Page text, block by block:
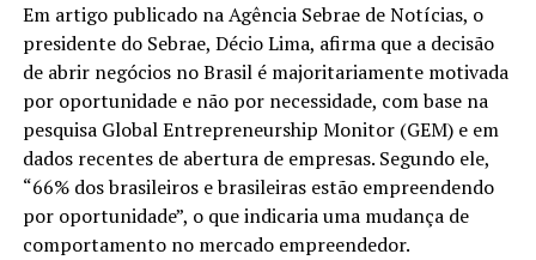
Em artigo publicado na Agência Sebrae de Notícias, o
presidente do Sebrae, Décio Lima, afirma que a decisão
de abrir negócios no Brasil é majoritariamente motivada
por oportunidade e não por necessidade, com base na
pesquisa Global Entrepreneurship Monitor (GEM) e em
dados recentes de abertura de empresas. Segundo ele,
“66% dos brasileiros e brasileiras estão empreendendo
por oportunidade”, o que indicaria uma mudança de
comportamento no mercado empreendedor.